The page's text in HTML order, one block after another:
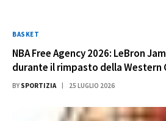
BASKET
NBA Free Agency 2026: LeBron
durante il rimpasto della Western
BY SPORTIZIA 25 LUGLIO 2026